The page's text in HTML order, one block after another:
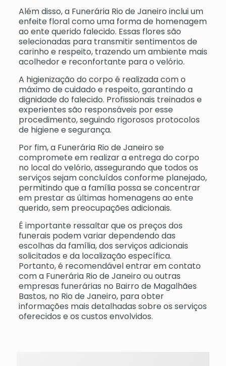
Além disso, a Funerária Rio de Janeiro inclui um
enfeite floral como uma forma de homenagem
ao ente querido falecido. Essas flores são
selecionadas para transmitir sentimentos de
carinho e respeito, trazendo um ambiente mais
acolhedor e reconfortante para o velório.
A higienização do corpo é realizada com o
máximo de cuidado e respeito, garantindo a
dignidade do falecido. Profissionais treinados e
experientes são responsáveis por esse
procedimento, seguindo rigorosos protocolos
de higiene e segurança.
Por fim, a Funerária Rio de Janeiro se
compromete em realizar a entrega do corpo
no local do velório, assegurando que todos os
serviços sejam concluídos conforme planejado,
permitindo que a família possa se concentrar
em prestar as últimas homenagens ao ente
querido, sem preocupações adicionais.
É importante ressaltar que os preços dos
funerais podem variar dependendo das
escolhas da família, dos serviços adicionais
solicitados e da localização específica.
Portanto, é recomendável entrar em contato
com a Funerária Rio de Janeiro ou outras
empresas funerárias no Bairro de Magalhães
Bastos, no Rio de Janeiro, para obter
informações mais detalhadas sobre os serviços
oferecidos e os custos envolvidos.